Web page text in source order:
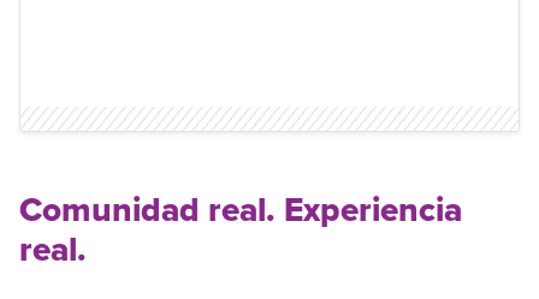
Comunidad real. Experiencia
real.